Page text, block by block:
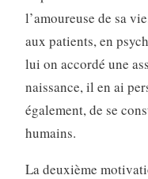
l’amoureuse de sa
aux patients, en
lui on accordé une
naissance, il en ai
également, de se
humains.
La deuxième